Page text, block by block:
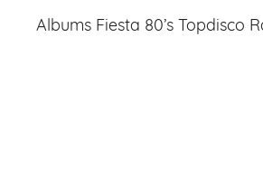
Albums Fiesta 80’s Topdisco